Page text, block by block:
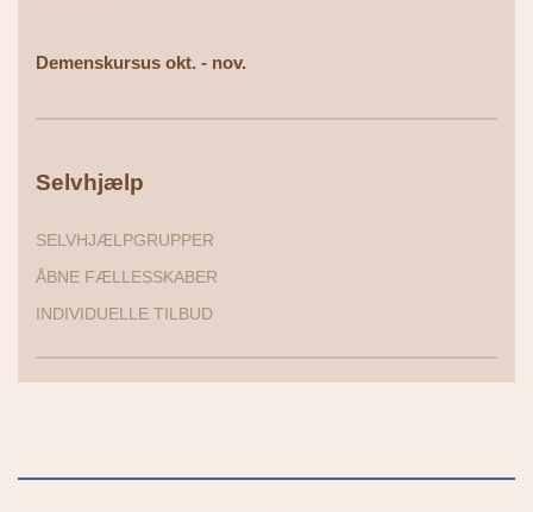
Demenskursus okt. - nov.
Selvhjælp
SELVHJÆLPGRUPPER
ÅBNE FÆLLESSKABER
INDIVIDUELLE TILBUD